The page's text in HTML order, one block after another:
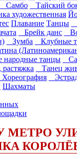
Самбо Тайский
художественная
Плавание Танцы
Брейк данс
Зумба
Клубные
народные танцы
Танец
Хореография
Шахматы
МЕТРО